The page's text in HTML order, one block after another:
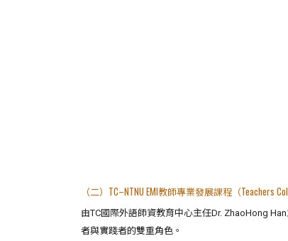
（二）TC–NTNU EMI教師專業發展課程（Teachers
由TC國際外語師資教育中心主任Dr. ZhaoHong
者與實踐者的雙重角色。